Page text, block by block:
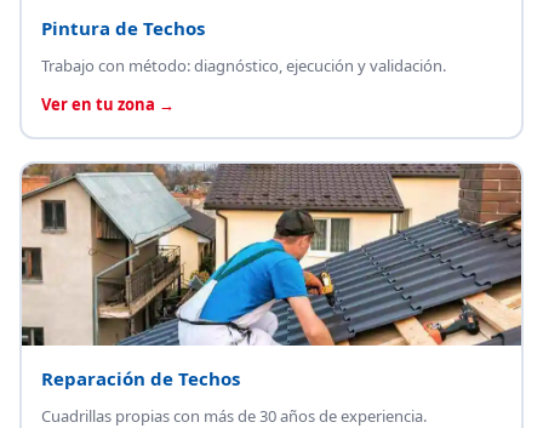
Pintura de Techos
Trabajo con método: diagnóstico, ejecución y validación.
Ver en tu zona →
Reparación de Techos
Cuadrillas propias con más de 30 años de experiencia.